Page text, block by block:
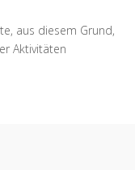
aus diesem Grund,
Aktivitäten